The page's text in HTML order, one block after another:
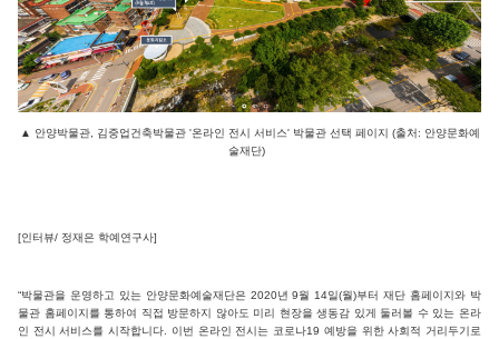
▲ 안양박물관, 김중업건축박물관 '온라인 전시 서비스' 박물관 선택 페이지 (출처: 안양문화예
술재단)
[인터뷰/ 정재은 학예연구사]
“박물관을 운영하고 있는 안양문화예술재단은 2020년 9월 14일(월)부터 재단 홈페이지와 박
물관 홈페이지를 통하여 직접 방문하지 않아도 미리 현장을 생동감 있게 둘러볼 수 있는 온라
인 전시 서비스를 시작합니다. 이번 온라인 전시는 코로나19 예방을 위한 사회적 거리두기로